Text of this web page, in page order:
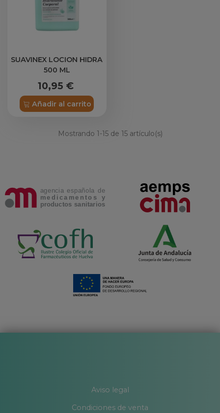
SUAVINEX LOCION HIDRA
500 ML
10,95 €
Añadir al carrito
Mostrando 1-15 de 15 artículo(s)
Aviso legal
Condiciones de venta